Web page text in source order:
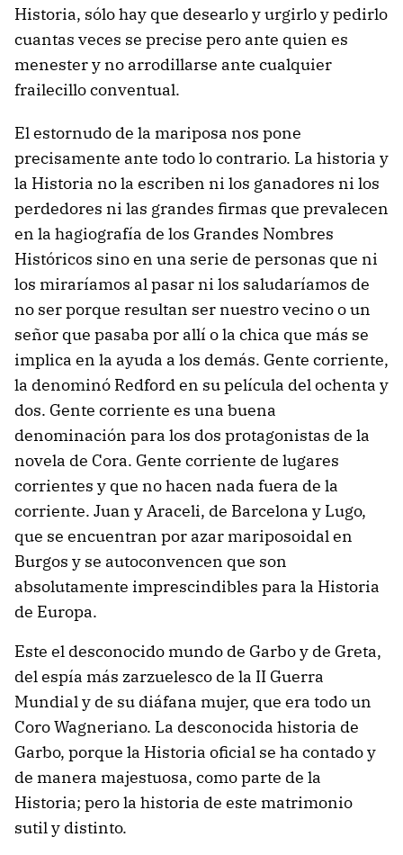
Historia, sólo hay que desearlo y urgirlo y pedirlo
cuantas veces se precise pero ante quien es
menester y no arrodillarse ante cualquier
frailecillo conventual.
El estornudo de la mariposa nos pone
precisamente ante todo lo contrario. La historia y
la Historia no la escriben ni los ganadores ni los
perdedores ni las grandes firmas que prevalecen
en la hagiografía de los Grandes Nombres
Históricos sino en una serie de personas que ni
los miraríamos al pasar ni los saludaríamos de
no ser porque resultan ser nuestro vecino o un
señor que pasaba por allí o la chica que más se
implica en la ayuda a los demás. Gente corriente,
la denominó Redford en su película del ochenta y
dos. Gente corriente es una buena
denominación para los dos protagonistas de la
novela de Cora. Gente corriente de lugares
corrientes y que no hacen nada fuera de la
corriente. Juan y Araceli, de Barcelona y Lugo,
que se encuentran por azar mariposoidal en
Burgos y se autoconvencen que son
absolutamente imprescindibles para la Historia
de Europa.
Este el desconocido mundo de Garbo y de Greta,
del espía más zarzuelesco de la II Guerra
Mundial y de su diáfana mujer, que era todo un
Coro Wagneriano. La desconocida historia de
Garbo, porque la Historia oficial se ha contado y
de manera majestuosa, como parte de la
Historia; pero la historia de este matrimonio
sutil y distinto.